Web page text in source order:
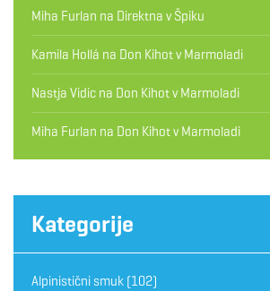
Miha Furlan na Direktna v Špiku
Kamila Hollá na Don Kihot v Marmoladi
Nastja Vidic na Don Kihot v Marmoladi
Miha Furlan na Don Kihot v Marmoladi
Kategorije
Alpinistični smuk (102)